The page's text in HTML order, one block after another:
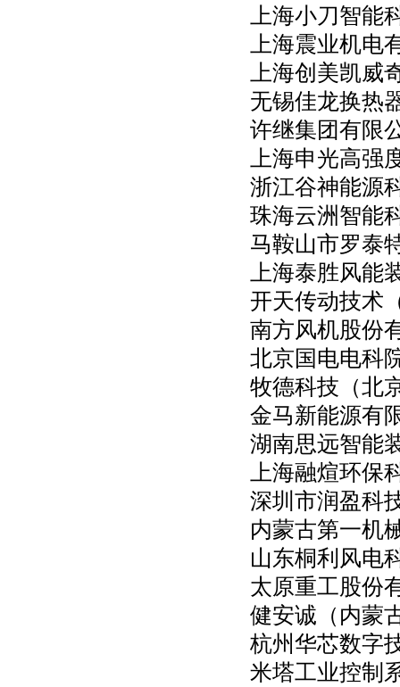
上海小刀智能
上海震业机电
上海创美凯威
无锡佳龙换热
许继集团有限
上海申光高强
浙江谷神能源
珠海云洲智能
马鞍山市罗泰
上海泰胜风能
开天传动技术
南方风机股份
北京国电电科
牧德科技（北
金马新能源有
湖南思远智能
上海融煊环保
深圳市润盈科
内蒙古第一机
山东桐利风电
太原重工股份
健安诚（内蒙
杭州华芯数字
米塔工业控制